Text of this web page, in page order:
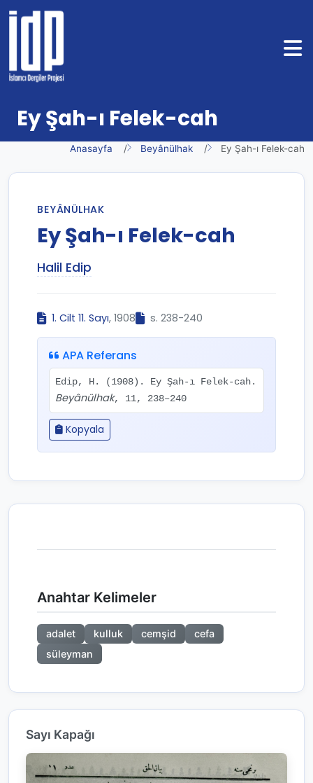
Ey Şah-ı Felek-cah
Anasayfa Beyânülhak Ey Şah-ı Felek-cah
BEYÂNÜLHAK
Ey Şah-ı Felek-cah
Halil Edip
1. Cilt 11. Sayı, 1908 s. 238-240
APA Referans
Edip, H. (1908). Ey Şah-ı Felek-cah.
Beyânülhak, 11, 238–240
Kopyala
Anahtar Kelimeler
adalet kulluk cemşid
cefa
süleyman
Sayı Kapağı